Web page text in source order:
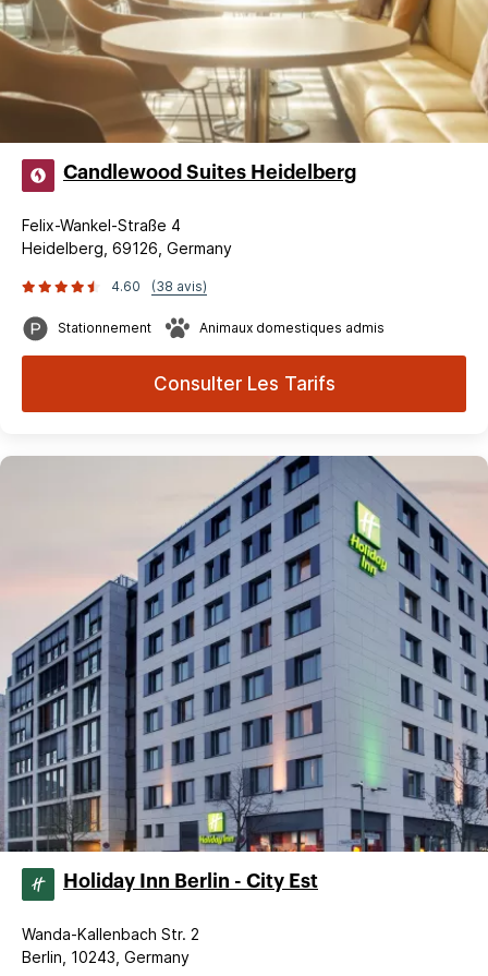
Candlewood Suites Heidelberg
Felix-Wankel-Straße 4
Heidelberg, 69126, Germany
4.60 (38 avis)
Stationnement Animaux domestiques admis
Consulter Les Tarifs
Holiday Inn Berlin - City Est
Wanda-Kallenbach Str. 2
Berlin, 10243, Germany